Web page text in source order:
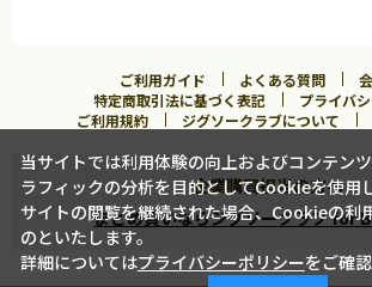
ご利用ガイド よくある質問
特定商取引法に基づく表記
プライバ
ご利用規約
ジグソークラブについて
企業購買担当の方へ
まとめ買いならジグソークラブ for
当サイトでは利用体験の向上およびコンテン
ラフィックの分析を目的としてCookieを使用
サイトの閲覧を継続された場合、Cookieの利
のといたします。
詳細についてはプライバシーポリシーをご確